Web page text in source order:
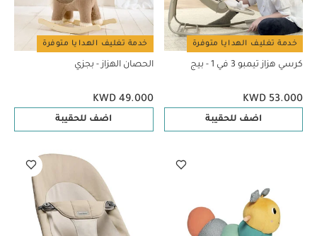
خدمة تغليف الهدايا متوفرة
كرسي هزاز تيمبو 3 في 1 - بيج
KWD 53.000
اضف للحقيبة
خدمة تغليف الهدايا متوفرة
الحصان الهزاز - بجزي
KWD 49.000
اضف للحقيبة